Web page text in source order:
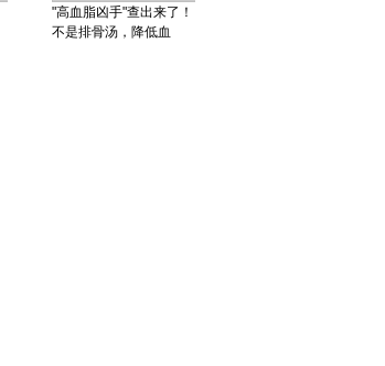
"高血脂凶手"查出来了！
不是排骨汤，降低血